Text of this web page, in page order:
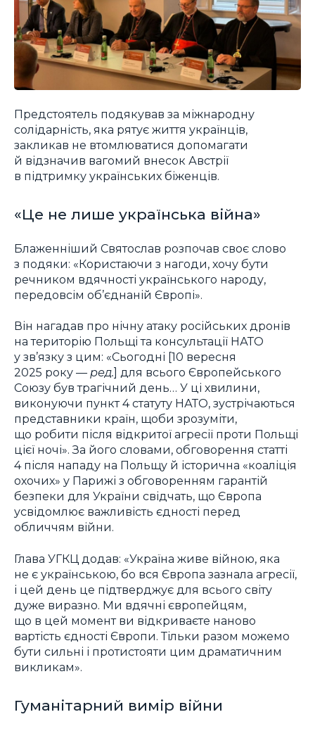
Предстоятель подякував за міжнародну
солідарність, яка рятує життя українців,
закликав не втомлюватися допомагати
й відзначив вагомий внесок Австрії
в підтримку українських біженців.
«Це не лише українська війна»
Блаженніший Святослав розпочав своє слово
з подяки: «Користаючи з нагоди, хочу бути
речником вдячності українського народу,
передовсім об’єднаній Європі».
Він нагадав про нічну атаку російських дронів
на територію Польщі та консультації НАТО
у зв’язку з цим: «Сьогодні [10 вересня
2025 року — ред.] для всього Європейського
Союзу був трагічний день… У ці хвилини,
виконуючи пункт 4 статуту НАТО, зустрічаються
представники країн, щоби зрозуміти,
що робити після відкритої агресії проти Польщі
цієї ночі». За його словами, обговорення статті
4 після нападу на Польщу й історична «коаліція
охочих» у Парижі з обговоренням гарантій
безпеки для України свідчать, що Європа
усвідомлює важливість єдності перед
обличчям війни.
Глава УГКЦ додав: «Україна живе війною, яка
не є українською, бо вся Європа зазнала агресії,
і цей день це підтверджує для всього світу
дуже виразно. Ми вдячні європейцям,
що в цей момент ви відкриваєте наново
вартість єдності Європи. Тільки разом можемо
бути сильні і протистояти цим драматичним
викликам».
Гуманітарний вимір війни